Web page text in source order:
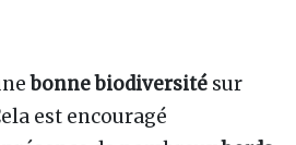
bonne biodiversité sur
est encouragé